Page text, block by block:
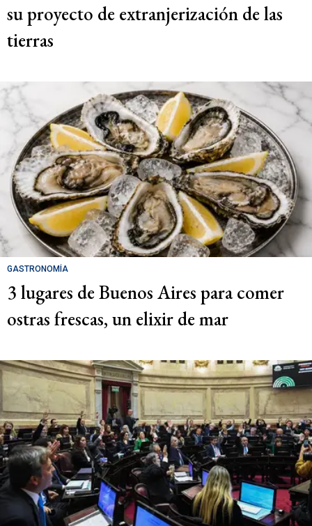
su proyecto de extranjerización de las
tierras
GASTRONOMÍA
3 lugares de Buenos Aires para comer
ostras frescas, un elixir de mar